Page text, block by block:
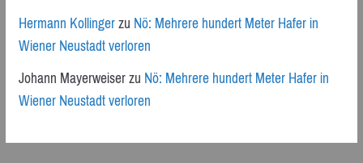
Hermann KollingerzuNö: Mehrere hundert Meter Hafer in
Wiener Neustadt verloren
Johann MayerweiserzuNö: Mehrere hundert Meter Hafer in
Wiener Neustadt verloren